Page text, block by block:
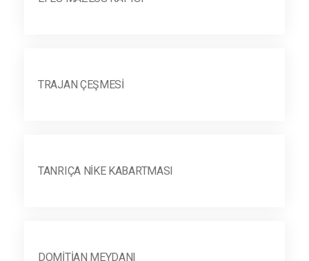
TRAJAN ÇEŞMESI
TANRIÇA NIKE KABARTMASI
DOMITIAN MEYDANI